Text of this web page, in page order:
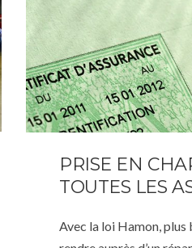
PRISE EN
TOUTES LES
Avec la loi Hamon, plus